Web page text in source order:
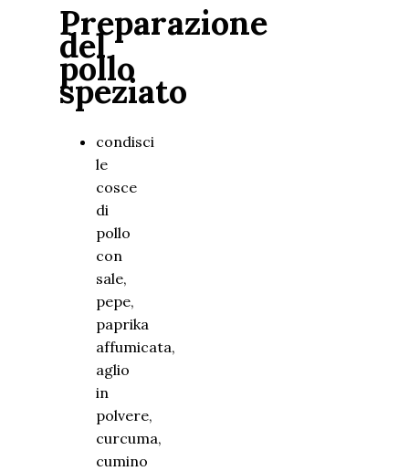
Preparazione
del
pollo
speziato
condisci
le
cosce
di
pollo
con
sale,
pepe,
paprika
affumicata,
aglio
in
polvere,
curcuma,
cumino